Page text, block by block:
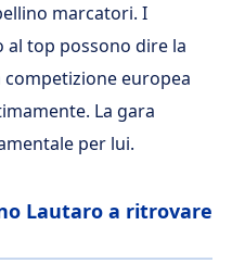
marcatori. I
al top possono dire la
europea
La gara
per lui.
Lautaro a ritrovare